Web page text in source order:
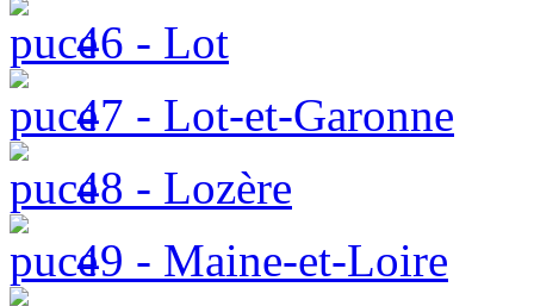
46 - Lot
47 - Lot-et-Garonne
48 - Lozère
49 - Maine-et-Loire